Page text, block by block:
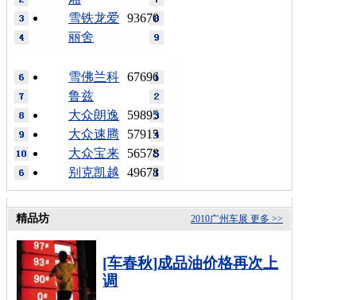
93670
雪铁龙爱
丽舍
67696
雪佛兰科
鲁兹
59895
大众朗逸
57915
大众速腾
56578
大众宝来
49678
别克凯越
更多 >>
2010广州车展
精品坊
[车春秋]成品油价格再次上
调